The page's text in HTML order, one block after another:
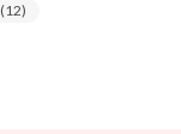
(12)